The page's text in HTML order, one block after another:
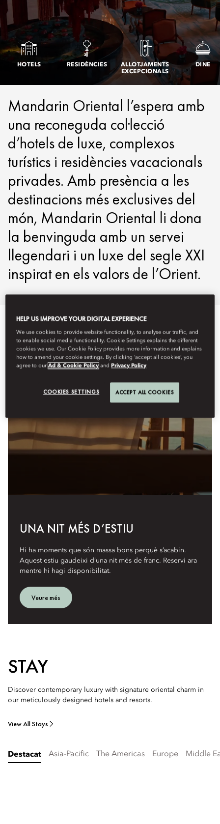
HOTELS RESIDÈNCIES
ALLOTJAMENTS
EXCEPCIONALS
DINE
Mandarin Oriental l’espera amb
una reconeguda col·lecció
d’hotels de luxe, complexos
turístics i residències vacacionals
privades. Amb presència a les
destinacions més exclusives del
món, Mandarin Oriental li dona
la benvinguda amb un servei
llegendari i un luxe del segle XXI
inspirat en els valors de l’Orient.
UNA NIT MÉS D’ESTIU
Hi ha moments que són massa bons perquè s’acabin.
Aquest estiu gaudeixi d’una nit més de franc. Reservi ara
mentre hi hagi disponibilitat.
Veure més
STAY
Discover contemporary luxury with signature oriental charm in
our meticulously designed hotels and resorts.
View All Stays
Destacat Asia-Pacific The Americas Europe Middle
HELP US IMPROVE YOUR DIGITAL EXPERIENCE
We use cookies to provide website functionality, to analyse our traffic, and
to enable social media functionality. Cookie Settings explains the different
cookies we use. Our Cookie Policy provides more information and explains
how to amend your cookie settings. By clicking ‘accept all cookies’, you
agree to ourAd & Cookie Policy and Privacy Policy
COOKIES SETTINGS ACCEPT ALL COOKIES